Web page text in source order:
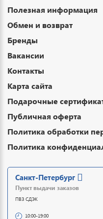
Полезная информация
Обмен и возврат
Бренды
Вакансии
Контакты
Карта сайта
Подарочные
Публичная оферта
Политика обработки
Политика
Санкт-Петербург
Пункт выдачи заказов
ПВЗ СДЭК
10:00-19:00